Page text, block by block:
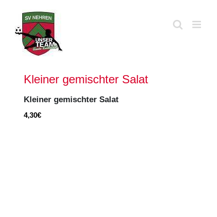
springen
Kleiner gemischter Salat
Kleiner gemischter Salat
4,30€